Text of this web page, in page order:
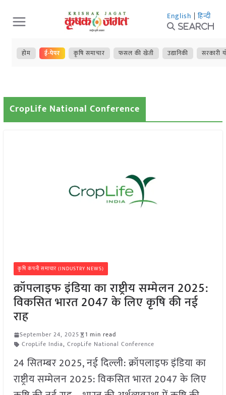
Skip
to
content
English | हिन्दी
Search
होम ई-पेपर कृषि समाचार फसल की खेती उद्यानिकी सरकारी
CropLife National Conference
कृषि कंपनी समाचार (INDUSTRY NEWS)
क्रॉपलाइफ इंडिया का राष्ट्रीय सम्मेलन 2025:
विकसित भारत 2047 के लिए कृषि की नई
राह
September 24, 2025
1 min read
CropLife India, CropLife National Conference
24 सितम्बर 2025, नई दिल्ली: क्रॉपलाइफ इंडिया का
राष्ट्रीय सम्मेलन 2025: विकसित भारत 2047 के लिए